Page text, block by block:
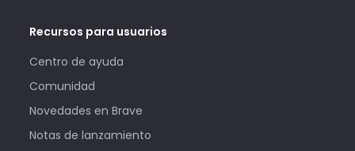
Recursos para usuarios
Centro de ayuda
Comunidad
Novedades en Brave
Notas de lanzamiento